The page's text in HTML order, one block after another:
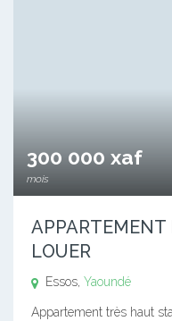
300 000 xaf
mois
LOUER
Essos, Yaoundé
Appartement très haut